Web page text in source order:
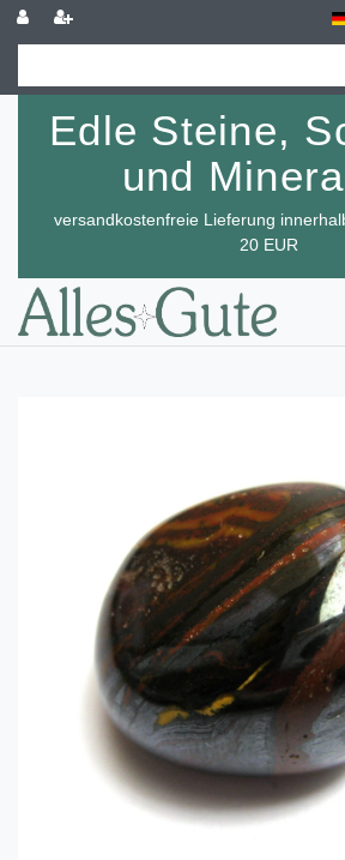
Edle Steine,
und
versandkostenfreie Lieferung
20 EUR